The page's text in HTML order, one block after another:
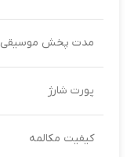
مدت پخش موسیقی
پورت شارژ
کیفیت مکالمه